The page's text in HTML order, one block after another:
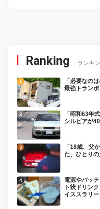
Ranking ランキ
「必要なの
最強トラン
「昭和63年
シルビアが
「18歳、父
た、ひとり
電源やバッ
ト状ドリン
イススラリ